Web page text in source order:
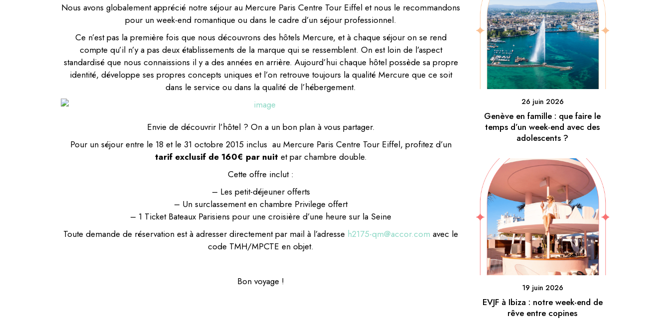
Nous avons globalement apprécié notre séjour au Mercure Paris Centre Tour Eiffel et nous le recommandons
pour un week-end romantique ou dans le cadre d’un séjour professionnel.
Ce n’est pas la première fois que nous découvrons des hôtels Mercure, et à chaque séjour on se rend
compte qu’il n’y a pas deux établissements de la marque qui se ressemblent. On est loin de l’aspect
standardisé que nous connaissions il y a des années en arrière. Aujourd’hui chaque hôtel possède sa propre
identité, développe ses propres concepts uniques et l’on retrouve toujours la qualité Mercure que ce soit
dans le service ou dans la qualité de l’hébergement.
Envie de découvrir l’hôtel ? On a un bon plan à vous partager.
Pour un séjour entre le 18 et le 31 octobre 2015 inclus au Mercure Paris Centre Tour Eiffel, profitez d’un
tarif exclusif de 160€ par nuit et par chambre double.
Cette offre inclut :
– Les petit-déjeuner offerts
– Un surclassement en chambre Privilege offert
– 1 Ticket Bateaux Parisiens pour une croisière d’une heure sur la Seine
Toute demande de réservation est à adresser directement par mail à l’adresse h2175-qm@accor.com avec le
code TMH/MPCTE en objet.
Bon voyage !
26 juin 2026
Genève en famille : que faire le
temps d’un week-end avec des
adolescents ?
19 juin 2026
EVJF à Ibiza : notre week-end de
rêve entre copines